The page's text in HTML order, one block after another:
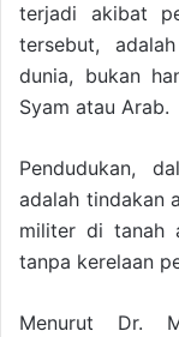
terjadi akibat
tersebut,
dunia, bukan
Syam atau Arab.
Pendudukan,
adalah tindakan
militer di tanah
tanpa kerelaan
Menurut Dr.